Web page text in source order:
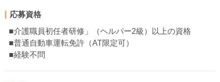
応募資格
■介護職員初任者研修」（ヘルパー2級）以上の資格
■普通自動車運転免許（AT限定可）
■経験不問